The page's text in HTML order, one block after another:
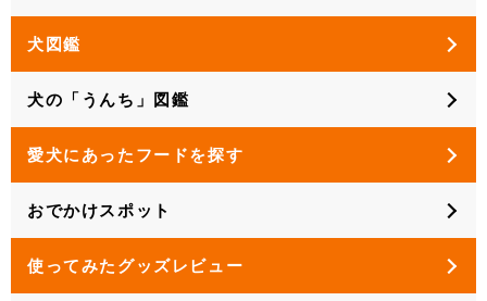
犬図鑑
犬の「うんち」図鑑
愛犬にあったフードを探す
おでかけスポット
使ってみたグッズレビュー